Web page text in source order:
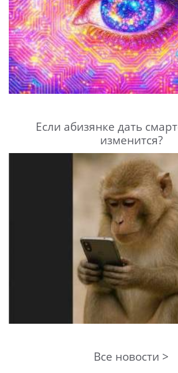
Если абизянке дать
изменится?
Все новости >